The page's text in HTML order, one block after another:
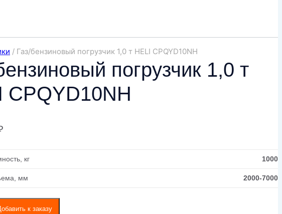
/ Газ/бензиновый погрузчик 1,0 т HELI CPQYD10NH
погрузчик 1,0 т
CPQYD10NH
кг 1000
мм 2000-7000
к заказу